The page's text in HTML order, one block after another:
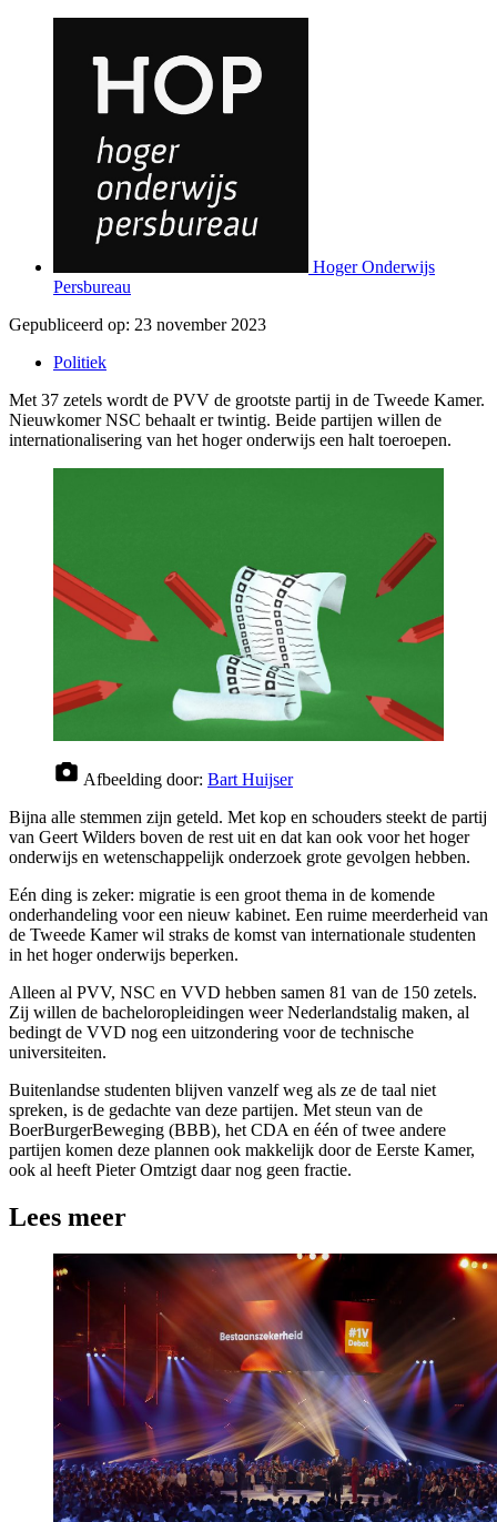
Hoger Onderwijs
Persbureau
Gepubliceerd op: 23 november 2023
Politiek
Met 37 zetels wordt de PVV de grootste partij in de Tweede Kamer.
Nieuwkomer NSC behaalt er twintig. Beide partijen willen de
internationalisering van het hoger onderwijs een halt toeroepen.
Afbeelding door: Bart Huijser
Bijna alle stemmen zijn geteld. Met kop en schouders steekt de partij
van Geert Wilders boven de rest uit en dat kan ook voor het hoger
onderwijs en wetenschappelijk onderzoek grote gevolgen hebben.
Eén ding is zeker: migratie is een groot thema in de komende
onderhandeling voor een nieuw kabinet. Een ruime meerderheid van
de Tweede Kamer wil straks de komst van internationale studenten
in het hoger onderwijs beperken.
Alleen al PVV, NSC en VVD hebben samen 81 van de 150 zetels.
Zij willen de bacheloropleidingen weer Nederlandstalig maken, al
bedingt de VVD nog een uitzondering voor de technische
universiteiten.
Buitenlandse studenten blijven vanzelf weg als ze de taal niet
spreken, is de gedachte van deze partijen. Met steun van de
BoerBurgerBeweging (BBB), het CDA en één of twee andere
partijen komen deze plannen ook makkelijk door de Eerste Kamer,
ook al heeft Pieter Omtzigt daar nog geen fractie.
Lees meer